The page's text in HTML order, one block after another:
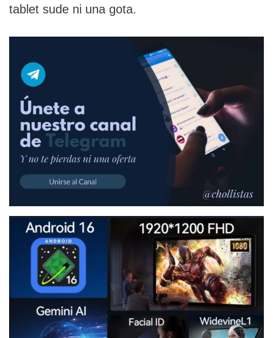
tablet sude ni una gota.